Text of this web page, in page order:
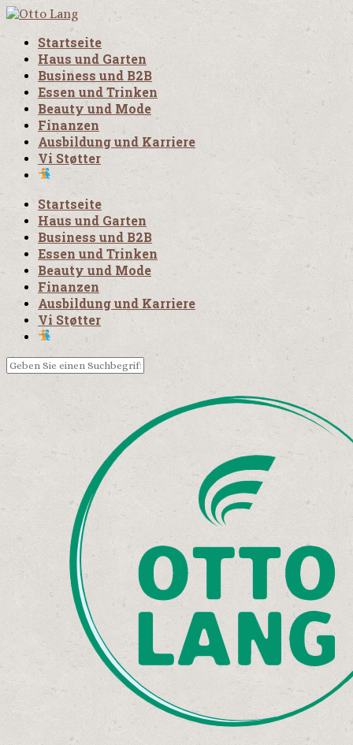
Startseite
Haus und Garten
Business und B2B
Essen und Trinken
Beauty und Mode
Finanzen
Ausbildung und Karriere
Vi Støtter
Startseite
Haus und Garten
Business und B2B
Essen und Trinken
Beauty und Mode
Finanzen
Ausbildung und Karriere
Vi Støtter